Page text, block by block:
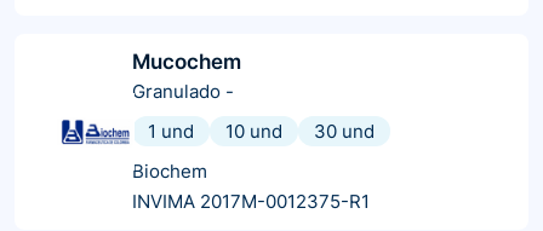
Mucochem
Granulado -
1 und
10 und
30 und
Biochem
INVIMA 2017M-0012375-R1